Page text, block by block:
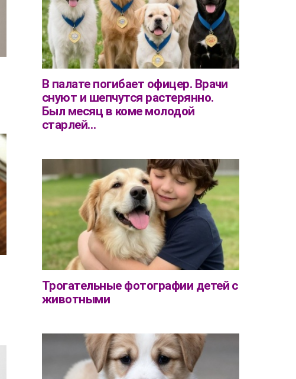
В палате погибает офицер. Врачи
снуют и шепчутся растерянно.
Был месяц в коме молодой
старлей…
Трогательные фотографии детей с
животными